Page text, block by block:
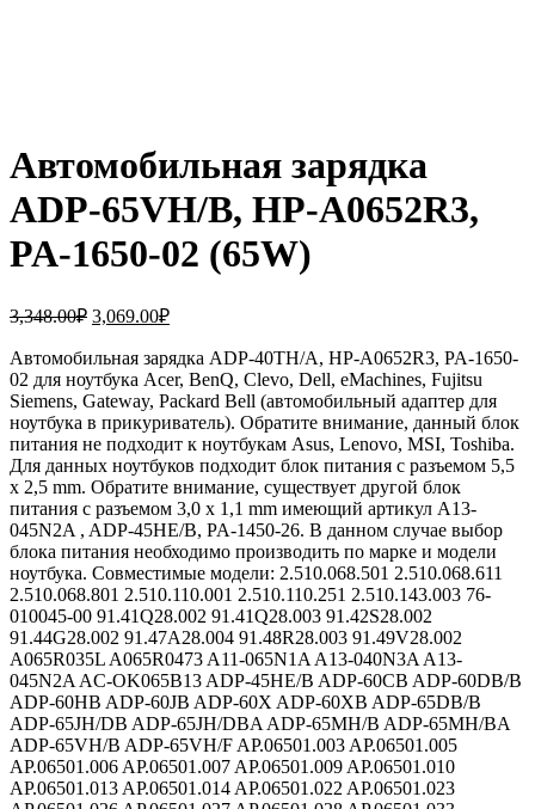
Автомобильная зарядка
ADP-65VH/B, HP-A0652R3,
PA-1650-02 (65W)
3,348.00₽ Первоначальная
составляла
3,348.00₽.
3,069.00₽Текущая
3,069.00₽.
Автомобильная зарядка ADP-40TH/A, HP-A0652R3, PA-1650-
02 для ноутбука Acer, BenQ, Clevo, Dell, eMachines, Fujitsu
Siemens, Gateway, Packard Bell (автомобильный адаптер для
ноутбука в прикуриватель). Обратите внимание, данный блок
питания не подходит к ноутбукам Asus, Lenovo, MSI, Toshiba.
Для данных ноутбуков подходит блок питания с разъемом 5,5
x 2,5 mm. Обратите внимание, существует другой блок
питания с разъемом 3,0 x 1,1 mm имеющий артикул A13-
045N2A , ADP-45HE/B, PA-1450-26. В данном случае выбор
блока питания необходимо производить по марке и модели
ноутбука. Совместимые модели: 2.510.068.501 2.510.068.611
2.510.068.801 2.510.110.001 2.510.110.251 2.510.143.003 76-
010045-00 91.41Q28.002 91.41Q28.003 91.42S28.002
91.44G28.002 91.47A28.004 91.48R28.003 91.49V28.002
A065R035L A065R0473 A11-065N1A A13-040N3A A13-
045N2A AC-OK065B13 ADP-45HE/B ADP-60CB ADP-60DB/B
ADP-60HB ADP-60JB ADP-60X ADP-60XB ADP-65DB/B
ADP-65JH/DB ADP-65JH/DBA ADP-65MH/B ADP-65MH/BA
ADP-65VH/B ADP-65VH/F AP.06501.003 AP.06501.005
AP.06501.006 AP.06501.007 AP.06501.009 AP.06501.010
AP.06501.013 AP.06501.014 AP.06501.022 AP.06501.023